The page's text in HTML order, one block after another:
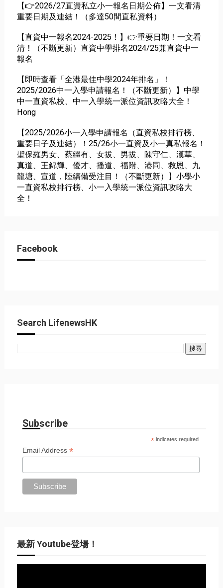
【👉2026/27直資私立小一報名日期公佈】一文看清
重要日期及連結！（多達50間直私資料）
【直資中一報名2024-2025！】👉重要日期！一文看
清！（不斷更新）直資中學排名2024/25兼直資中一
報名
【即時查看「全港最佳中學2024年排名」！
2025/2026中一入學申請報名！（不斷更新）】中學
中一直資私校、中一入學統一派位資訊攻略大全！
Hong
【2025/2026小一入學申請報名（直資私校排行榜、
重要日子及連結）！25/26小一直資及小一真私報名！
聖保羅男女、蔡繼有、女拔、男拔、陳守仁、漢華、
真道、王錦輝、優才、播道、福附、港同、救恩、九
龍塘、宣道，陸續備受注目！（不斷更新）】小學小
一直資私校排行榜、小一入學統一派位資訊攻略大
全！
Facebook
Search LifenewsHK
Subscribe
* indicates required
Email Address*
最新 Youtube登場！